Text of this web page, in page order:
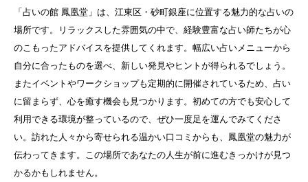
「占いの館 鳳凰堂」は、江東区・砂町銀座に位置する魅力的な占いの
場所です。リラックスした雰囲気の中で、経験豊富な占い師たちが心
のこもったアドバイスを提供してくれます。幅広い占いメニューから
自分に合ったものを選べ、新しい発見やヒントが得られるでしょう。
またイベントやワークショップも定期的に開催されているため、占い
に留まらず、心を癒す機会も見つかります。初めての方でも安心して
利用できる環境が整っているので、ぜひ一度足を運んでみてくださ
い。訪れた人々から寄せられる温かい口コミからも、鳳凰堂の魅力が
伝わってきます。この場所であなたの人生が前に進むきっかけが見つ
かるかもしれません。